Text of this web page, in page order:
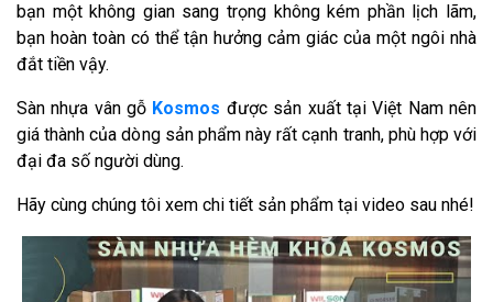
bạn một không gian sang trọng không kém phần lịch lãm,
bạn hoàn toàn có thể tận hưởng cảm giác của một ngôi nhà
đắt tiền vậy.
Sàn nhựa vân gỗ Kosmos được sản xuất tại Việt Nam nên
giá thành của dòng sản phẩm này rất cạnh tranh, phù hợp với
đại đa số người dùng.
Hãy cùng chúng tôi xem chi tiết sản phẩm tại video sau nhé!